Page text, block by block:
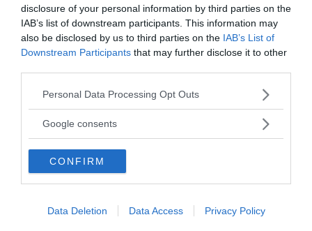
disclosure of your personal information by third parties on the
IAB’s list of downstream participants. This information may
also be disclosed by us to third parties on the IAB’s List of
Downstream Participants that may further disclose it to other
Please note that this website/app uses one or more Google
not limited to your visit or usage behaviour. You may click to
use your data for below specified purposes in below Google
consent section.
Personal Data Processing Opt Outs
Google consents
CONFIRM
Data Deletion Data Access Privacy Policy
MEDIA PARTNERS
2000-Talets TV